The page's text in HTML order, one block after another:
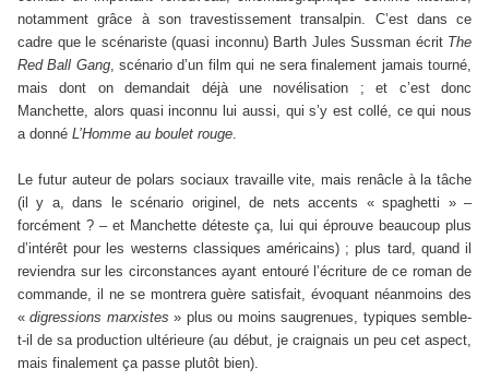
notamment grâce à son travestissement transalpin. C’est dans ce
cadre que le scénariste (quasi inconnu) Barth Jules Sussman écrit The
Red Ball Gang, scénario d’un film qui ne sera finalement jamais tourné,
mais dont on demandait déjà une novélisation ; et c’est donc
Manchette, alors quasi inconnu lui aussi, qui s’y est collé, ce qui nous
a donné L’Homme au boulet rouge.
Le futur auteur de polars sociaux travaille vite, mais renâcle à la tâche
(il y a, dans le scénario originel, de nets accents « spaghetti » –
forcément ? – et Manchette déteste ça, lui qui éprouve beaucoup plus
d’intérêt pour les westerns classiques américains) ; plus tard, quand il
reviendra sur les circonstances ayant entouré l’écriture de ce roman de
commande, il ne se montrera guère satisfait, évoquant néanmoins des
«digressions marxistes » plus ou moins saugrenues, typiques semble-
t-il de sa production ultérieure (au début, je craignais un peu cet aspect,
mais finalement ça passe plutôt bien).